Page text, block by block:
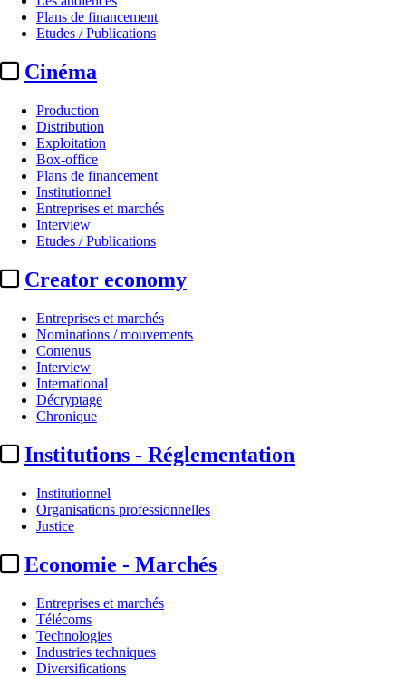
Plans de financement
Etudes / Publications
Cinéma
Production
Distribution
Exploitation
Box-office
Plans de financement
Institutionnel
Entreprises et marchés
Interview
Etudes / Publications
Creator economy
Entreprises et marchés
Nominations / mouvements
Contenus
Interview
International
Décryptage
Chronique
Institutions - Réglementation
Institutionnel
Organisations professionnelles
Justice
Economie - Marchés
Entreprises et marchés
Télécoms
Technologies
Industries techniques
Diversifications